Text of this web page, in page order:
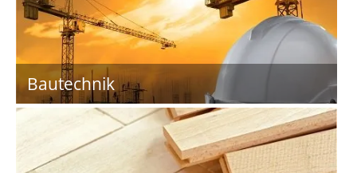
Bautechnik